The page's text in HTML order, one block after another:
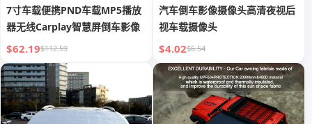
7寸车载便携PND车载MP5播放
器无线Carplay智慧屏倒车影像
$62.19$112.59
汽车倒车影像摄像头高清夜视后
视车载摄像头
$4.02$6.54